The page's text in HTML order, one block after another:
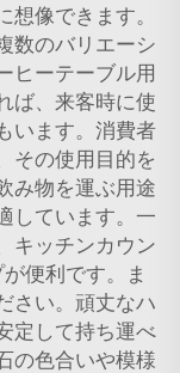
像できます。
数のバリエーシ
ヒーテーブル用
ば、来客時に使
います。消費者
その使用目的を
み物を運ぶ用途
しています。一
キッチンカウン
便利です。ま
さい。頑丈なハ
定して持ち運べ
の色合いや模様